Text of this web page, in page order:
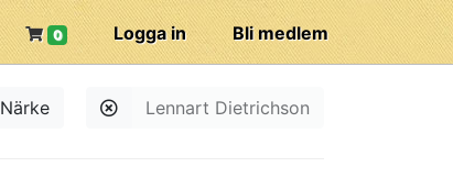
Bli medlem
Logga in
0
Lennart Dietrichson
Närke